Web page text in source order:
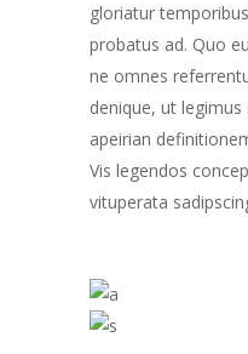
gloriatur
probatus ad. Quo
ne omnes
denique, ut
apeirian
Vis legendos
vituperata